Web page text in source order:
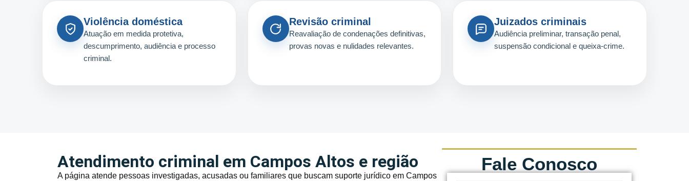
Violência doméstica
Atuação em medida protetiva,
descumprimento, audiência e processo
criminal.
Revisão criminal
Reavaliação de condenações definitivas,
provas novas e nulidades relevantes.
Juizados criminais
Audiência preliminar, transação penal,
suspensão condicional e queixa-crime.
Atendimento criminal em Campos Altos e região
A página atende pessoas investigadas, acusadas ou familiares que buscam suporte jurídico em Campos
Fale Conosco